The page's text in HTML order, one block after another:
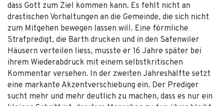
dass Gott zum Ziel kommen kann. Es fehlt nicht an
drastischen Vorhaltungen an die Gemeinde, die sich nicht
zum Mitgehen bewegen lassen will. Eine förmliche
Strafpredigt, die Barth drucken und in den Safenwiler
Häusern verteilen liess, musste er 16 Jahre später bei
ihrem Wiederabdruck mit einem selbstkritischen
Kommentar versehen. In der zweiten Jahreshälfte setzt
eine markante Akzentverschiebung ein. Der Prediger
sucht mehr und mehr deutlich zu machen, dass es nur ein